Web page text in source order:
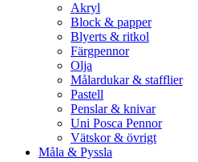
Akryl
Block & papper
Blyerts & ritkol
Färgpennor
Olja
Målardukar & stafflier
Pastell
Penslar & knivar
Uni Posca Pennor
Vätskor & övrigt
Måla & Pyssla